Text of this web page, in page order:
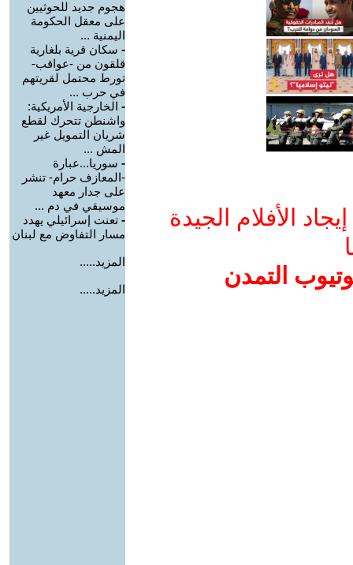
الأفلام الجيدة
التمدن
هجوم جديد للحوثيين
على معقل الحكومة
اليمنية ...
- سكان قرية بلغارية
قلقون من -عواقب-
تورط محتمل لقريتهم
في حرب ...
- الخارجية الأمريكية:
واشنطن تتحرك لقطع
شريان التمويل غير
المش ...
- سوريا...عبارة
-المعازف حرام- تنشر
على جدار معهد
موسيقي في دم ...
- تعنت إسرائيلي يهدد
مسار التفاوض مع لبنان
المزيد.....
المزيد.....